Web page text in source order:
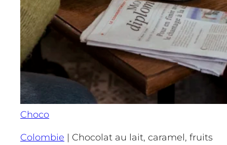
Choco
Colombie | Chocolat au lait, caramel, fruits